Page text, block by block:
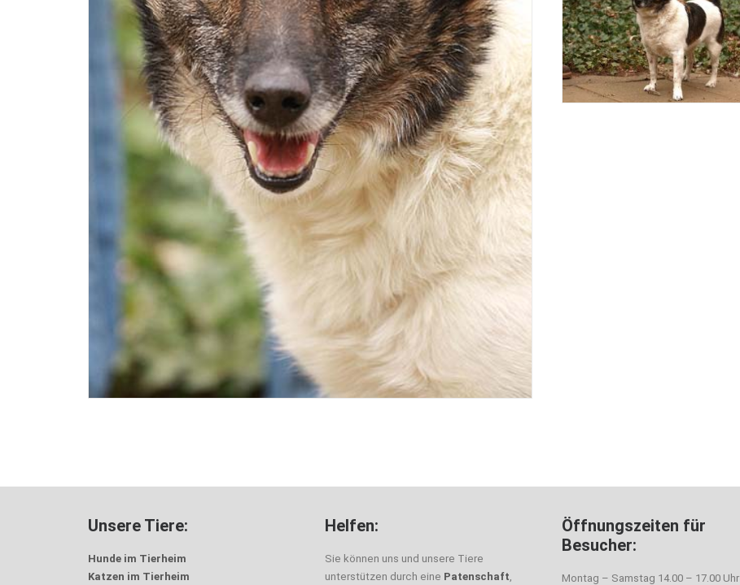
Unsere Tiere:
Hunde im Tierheim
Katzen im Tierheim
Helfen:
Sie können uns und unsere Tiere
unterstützen durch eine Patenschaft,
Öffnungszeiten für
Besucher:
Montag – Samstag 14.00 – 17.00 Uhr